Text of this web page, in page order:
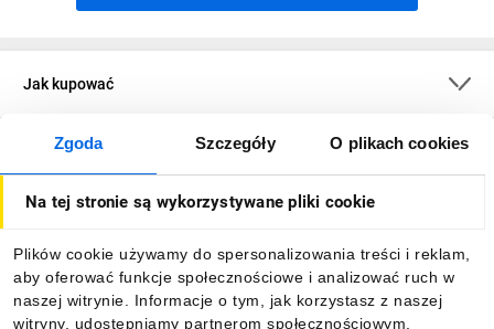
Zgoda Szczegóły O plikach cookies
Na tej stronie są wykorzystywane pliki cookie
Plików cookie używamy do spersonalizowania treści i reklam,
aby oferować funkcje społecznościowe i analizować ruch w
naszej witrynie. Informacje o tym, jak korzystasz z naszej
witryny, udostępniamy partnerom społecznościowym,
Jak kupować
O firmie
Informacje